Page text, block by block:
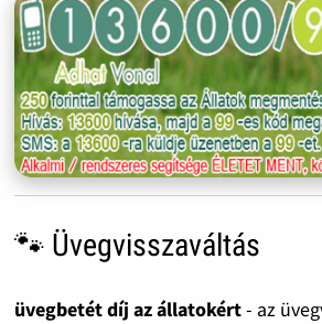
🐾 Üvegvisszaváltás
üvegbetét díj az állatokért- az